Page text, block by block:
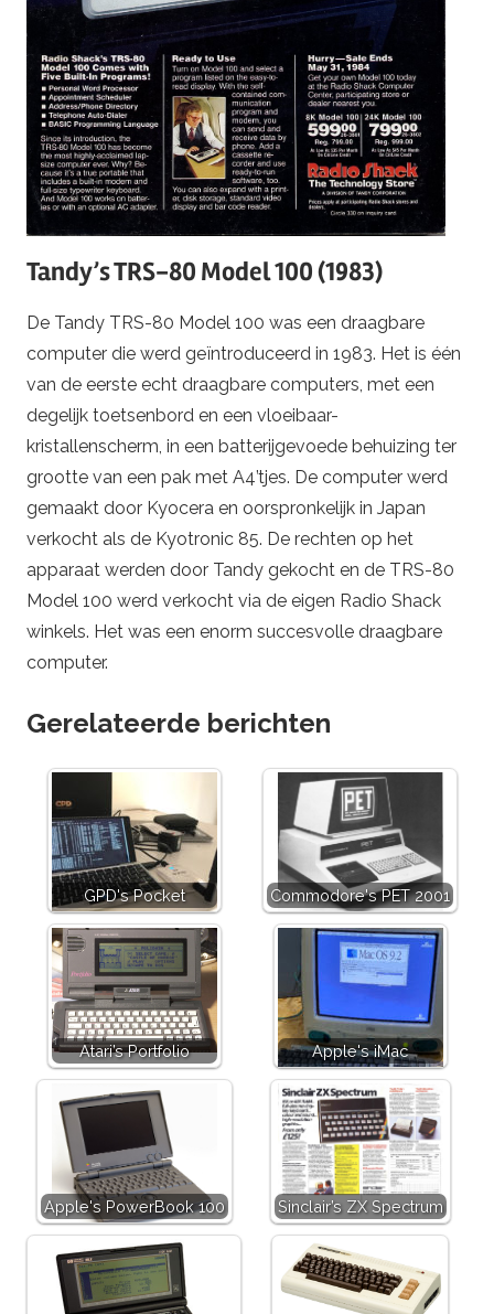
Tandy’s TRS-80 Model 100 (1983)
De Tandy TRS-80 Model 100 was een draagbare
computer die werd geïntroduceerd in 1983. Het is één
van de eerste echt draagbare computers, met een
degelijk toetsenbord en een vloeibaar-
kristallenscherm, in een batterijgevoede behuizing ter
grootte van een pak met A4’tjes. De computer werd
gemaakt door Kyocera en oorspronkelijk in Japan
verkocht als de Kyotronic 85. De rechten op het
apparaat werden door Tandy gekocht en de TRS-80
Model 100 werd verkocht via de eigen Radio Shack
winkels. Het was een enorm succesvolle draagbare
computer.
Gerelateerde berichten
GPD's Pocket Commodore's PET 2001
Atari’s Portfolio Apple's iMac
Apple's PowerBook 100 Sinclair’s ZX Spectrum